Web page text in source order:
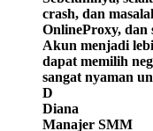
crash, dan
OnlineProxy, dan
Akun menjadi
dapat memilih
sangat nyaman
D
Diana
Manajer SMM